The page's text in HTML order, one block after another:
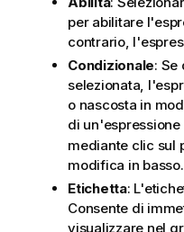
per abilitare
contrario,
Condizionale: Se
selezionata,
o nascosta in
di
mediante clic sul
modifica in basso.
Etichetta:
Consente di
visualizzare nel